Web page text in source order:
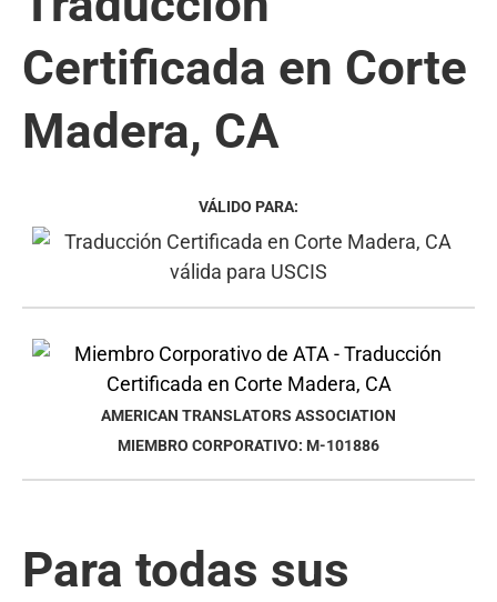
Certificada en Corte
Madera, CA
VÁLIDO PARA:
AMERICAN TRANSLATORS ASSOCIATION
MIEMBRO CORPORATIVO: M-101886
Para todas sus